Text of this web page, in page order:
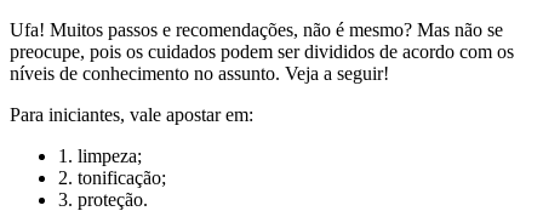
Ufa! Muitos passos e recomendações, não é mesmo? Mas não se
preocupe, pois os cuidados podem ser divididos de acordo com os
níveis de conhecimento no assunto. Veja a seguir!
Para iniciantes, vale apostar em:
1. limpeza;
2. tonificação;
3. proteção.